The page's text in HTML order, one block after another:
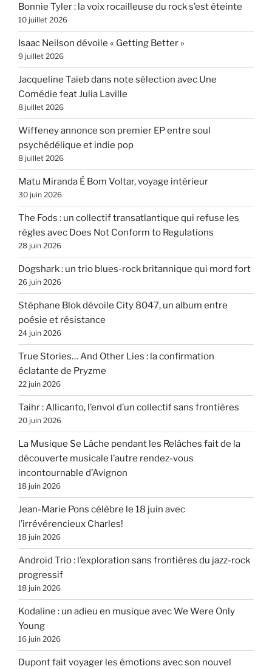
Bonnie Tyler : la voix rocailleuse du rock s’est éteinte
10 juillet 2026
Isaac Neilson dévoile « Getting Better »
9 juillet 2026
Jacqueline Taieb dans note sélection avec Une
Comédie feat Julia Laville
8 juillet 2026
Wiffeney annonce son premier EP entre soul
psychédélique et indie pop
8 juillet 2026
Matu Miranda É Bom Voltar, voyage intérieur
30 juin 2026
The Fods : un collectif transatlantique qui refuse les
règles avec Does Not Conform to Regulations
28 juin 2026
Dogshark : un trio blues-rock britannique qui mord fort
26 juin 2026
Stéphane Blok dévoile City 8047, un album entre
poésie et résistance
24 juin 2026
True Stories… And Other Lies : la confirmation
éclatante de Pryzme
22 juin 2026
Taihr : Allicanto, l’envol d’un collectif sans frontières
20 juin 2026
La Musique Se Lâche pendant les Relâches fait de la
découverte musicale l’autre rendez-vous
incontournable d’Avignon
18 juin 2026
Jean-Marie Pons célèbre le 18 juin avec
l’irrévérencieux Charles!
18 juin 2026
Android Trio : l’exploration sans frontières du jazz-rock
progressif
18 juin 2026
Kodaline : un adieu en musique avec We Were Only
Young
16 juin 2026
Dupont fait voyager les émotions avec son nouvel